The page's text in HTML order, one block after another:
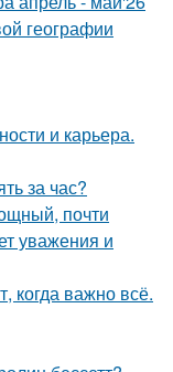
географии
и карьера.
за час?
почти
уважения и
когда важно всё.